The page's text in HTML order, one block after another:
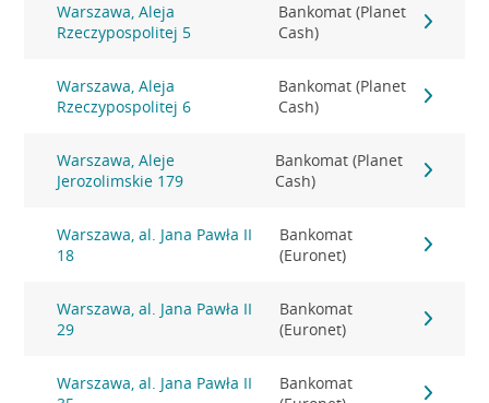
Warszawa, Aleja
Rzeczypospolitej 5
Bankomat (Planet
Cash)
Warszawa, Aleja
Rzeczypospolitej 6
Bankomat (Planet
Cash)
Warszawa, Aleje
Jerozolimskie 179
Bankomat (Planet
Cash)
Warszawa, al. Jana Pawła II
18
Bankomat
(Euronet)
Warszawa, al. Jana Pawła II
29
Bankomat
(Euronet)
Warszawa, al. Jana Pawła II
Bankomat